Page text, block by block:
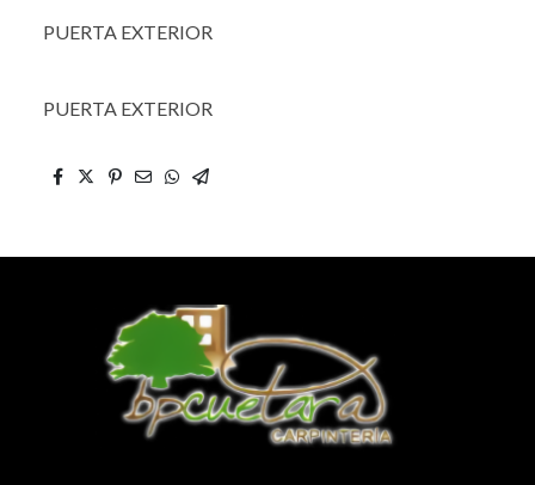
PUERTA EXTERIOR
PUERTA EXTERIOR